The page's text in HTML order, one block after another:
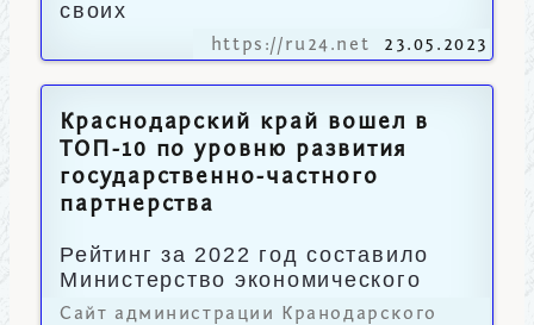
своих
https://ru24.net 23.05.2023
Краснодарский край вошел в
ТОП-10 по уровню развития
государственно-частного
партнерства
Рейтинг за 2022 год составило
Министерство экономического
развития России.
Сайт администрации Кранодарского